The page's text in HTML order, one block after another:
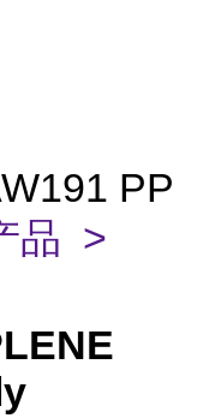
PP
品 >